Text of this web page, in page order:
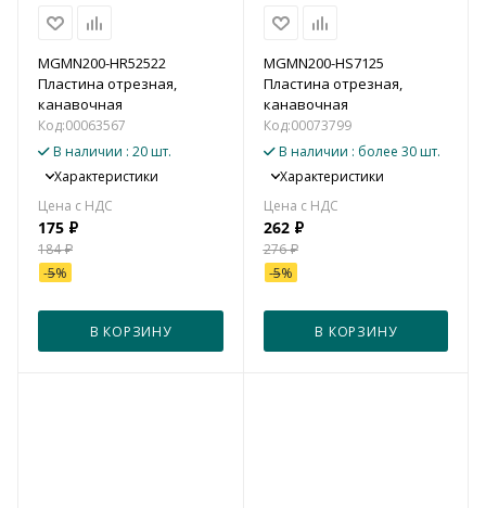
MGMN200-HR52522
Пластина отрезная,
канавочная
Код:00063567
В наличии : 20 шт.
Характеристики
175 ₽
184₽
-5%
В КОРЗИНУ
MGMN200-HS7125
Пластина отрезная,
канавочная
Код:00073799
В наличии : более 30 шт.
Характеристики
262₽
276₽
-5%
В КОРЗИНУ